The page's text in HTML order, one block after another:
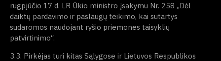
rugpjūčio 17 d. LR Ūkio ministro įsakymu Nr. 258 „Dėl
daiktų pardavimo ir paslaugų teikimo, kai sutartys
sudaromos naudojant ryšio priemones taisyklių
patvirtinimo“.
3.3. Pirkėjas turi kitas Sąlygose ir Lietuvos Respublikos